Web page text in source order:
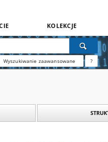
KOLEKCJE
Wyszukiwanie zaawansowane ?